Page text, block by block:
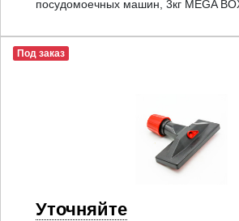
посудомоечных машин, 3кг MEGA
Под заказ
Уточняйте